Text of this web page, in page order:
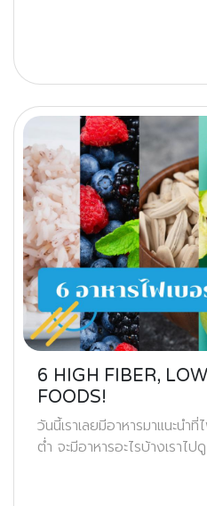
6 HIGH FIBER,
FOODS!
วันนี้เราเลยมีอาหารมาแนะน
ต่ำ จะมีอาหารอะไรบ้างเราไป